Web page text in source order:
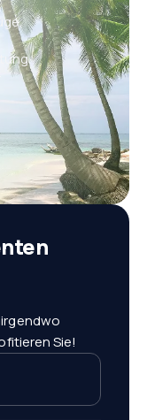
Sie!